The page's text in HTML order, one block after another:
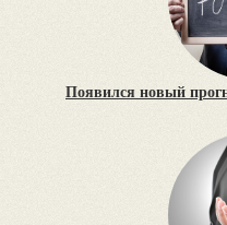
Появился новый